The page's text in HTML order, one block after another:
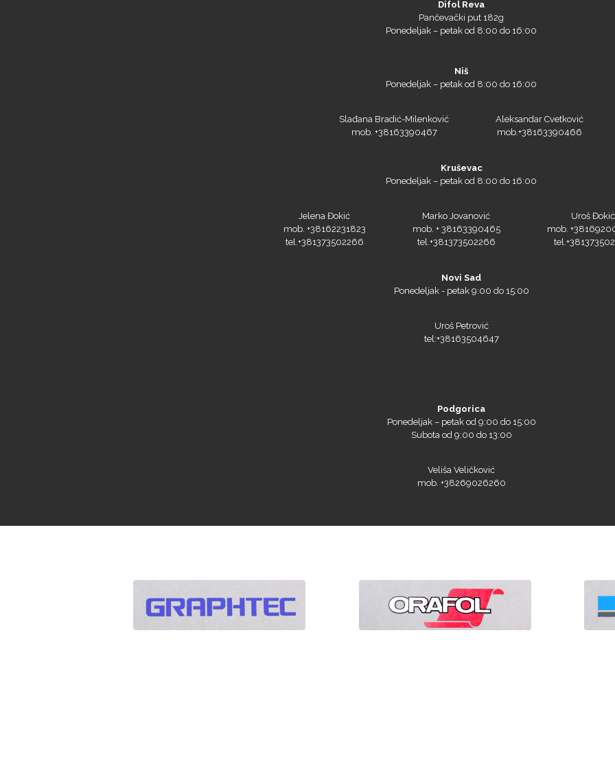
Difol Reva
Pančevački put 182g
Ponedeljak – petak od 8:00 do 16:00
Niš
Ponedeljak – petak od 8:00 do 16:00
Slađana Bradić-Milenković
mob. +38163390467
Aleksandar Cvetković
mob.+38163390466
Kruševac
Ponedeljak – petak od 8:00 do 16:00
Jelena Đokić
mob. +38162231823
tel.+381373502266
Marko Jovanović
mob. + 38163390465
tel.+381373502266
Uroš Đokić
mob.
Novi Sad
Ponedeljak - petak 9:00 do 15:00
Uroš Petrović
tel:+38163504647
Podgorica
Ponedeljak – petak od 9:00 do 15:00
Subota od 9:00 do 13:00
Veliša Veličković
mob. +38269026260